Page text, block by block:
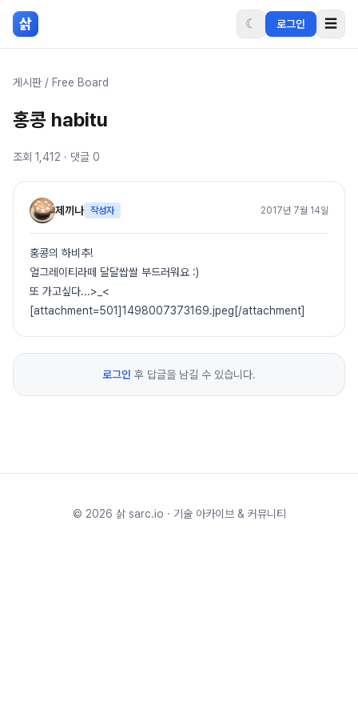
본문 바로가기
삵 ☾ 로그인 ☰
게시판 / Free Board
홍콩 habitu
조회 1,412 · 댓글 0
제끼나 작성자 2017년 7월 14일
홍콩의 하비추!
얼그레이티라떼 달달쌉쌀 부드러워요 :)
또 가고싶다...>_<
[attachment=501]1498007373169.jpeg[/attachment]
로그인 후 답글을 남길 수 있습니다.
© 2026 삵 sarc.io · 기술 아카이브 & 커뮤니티